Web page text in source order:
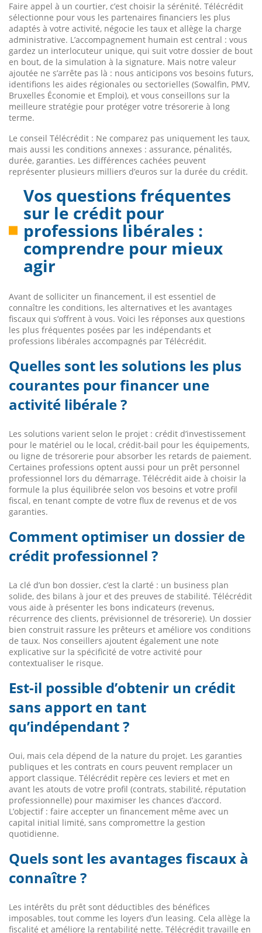
Faire appel à un courtier, c’est choisir la sérénité. Télécrédit
sélectionne pour vous les partenaires financiers les plus
adaptés à votre activité, négocie les taux et allège la charge
administrative. L’accompagnement humain est central : vous
gardez un interlocuteur unique, qui suit votre dossier de bout
en bout, de la simulation à la signature. Mais notre valeur
ajoutée ne s’arrête pas là : nous anticipons vos besoins futurs,
identifions les aides régionales ou sectorielles (Sowalfin, PMV,
Bruxelles Économie et Emploi), et vous conseillons sur la
meilleure stratégie pour protéger votre trésorerie à long
terme.
Le conseil Télécrédit : Ne comparez pas uniquement les taux,
mais aussi les conditions annexes : assurance, pénalités,
durée, garanties. Les différences cachées peuvent
représenter plusieurs milliers d’euros sur la durée du crédit.
Vos questions fréquentes
sur le crédit pour
professions libérales :
comprendre pour mieux
agir
Avant de solliciter un financement, il est essentiel de
connaître les conditions, les alternatives et les avantages
fiscaux qui s’offrent à vous. Voici les réponses aux questions
les plus fréquentes posées par les indépendants et
professions libérales accompagnés par Télécrédit.
Quelles sont les solutions les plus
courantes pour financer une
activité libérale ?
Les solutions varient selon le projet : crédit d’investissement
pour le matériel ou le local, crédit-bail pour les équipements,
ou ligne de trésorerie pour absorber les retards de paiement.
Certaines professions optent aussi pour un prêt personnel
professionnel lors du démarrage. Télécrédit aide à choisir la
formule la plus équilibrée selon vos besoins et votre profil
fiscal, en tenant compte de votre flux de revenus et de vos
garanties.
Comment optimiser un dossier de
crédit professionnel ?
La clé d’un bon dossier, c’est la clarté : un business plan
solide, des bilans à jour et des preuves de stabilité. Télécrédit
vous aide à présenter les bons indicateurs (revenus,
récurrence des clients, prévisionnel de trésorerie). Un dossier
bien construit rassure les prêteurs et améliore vos conditions
de taux. Nos conseillers ajoutent également une note
explicative sur la spécificité de votre activité pour
contextualiser le risque.
Est-il possible d’obtenir un crédit
sans apport en tant
qu’indépendant ?
Oui, mais cela dépend de la nature du projet. Les garanties
publiques et les contrats en cours peuvent remplacer un
apport classique. Télécrédit repère ces leviers et met en
avant les atouts de votre profil (contrats, stabilité, réputation
professionnelle) pour maximiser les chances d’accord.
L’objectif : faire accepter un financement même avec un
capital initial limité, sans compromettre la gestion
quotidienne.
Quels sont les avantages fiscaux à
connaître ?
Les intérêts du prêt sont déductibles des bénéfices
imposables, tout comme les loyers d’un leasing. Cela allège la
fiscalité et améliore la rentabilité nette. Télécrédit travaille en